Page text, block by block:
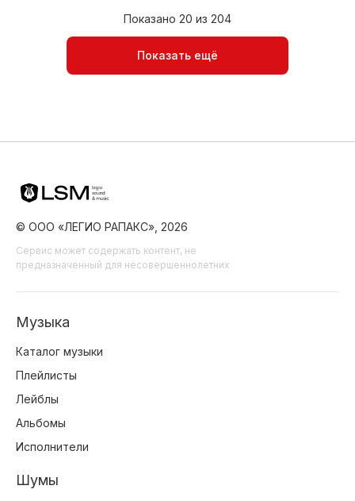
Роскошь
Дефиле
Показано 20 из 204
Показать ещё
© ООО «ЛЕГИО РАПАКС», 2026
Сервис может содержать контент, не
предназначенный для несовершеннолетних
Музыка
Каталог музыки
Плейлисты
Лейблы
Альбомы
Исполнители
Шумы